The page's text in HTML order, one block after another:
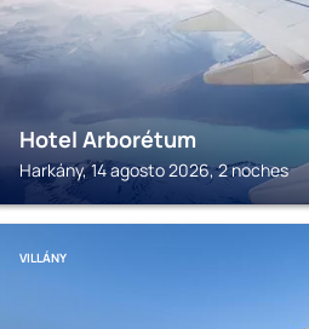
Hotel Arborétum
Harkány, 14 agosto 2026, 2 noches
VILLÁNY